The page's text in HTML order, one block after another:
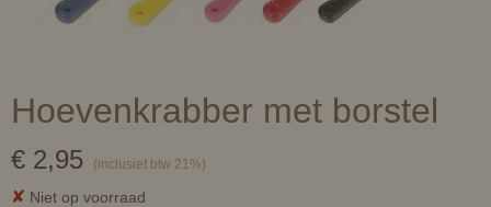
Hoevenkrabber met borstel
€ 2,95 (inclusief btw 21%)
✘ Niet op voorraad